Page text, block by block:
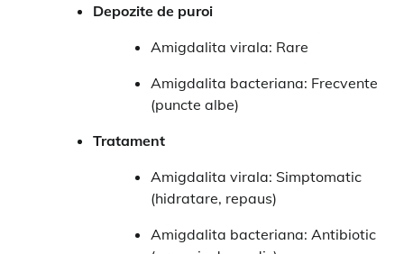
Depozite de puroi
Amigdalita virala: Rare
Amigdalita bacteriana: Frecvente
(puncte albe)
Tratament
Amigdalita virala: Simptomatic
(hidratare, repaus)
Amigdalita bacteriana: Antibiotic